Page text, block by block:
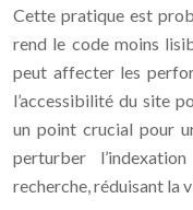
Cette pratique est
rend le code moins
peut affecter les
l’accessibilité du site
un point crucial pour
perturber
recherche, réduisant la